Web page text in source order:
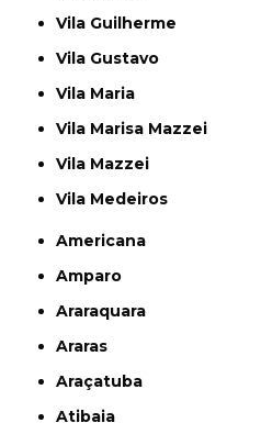
Vila Guilherme
Vila Gustavo
Vila Maria
Vila Marisa Mazzei
Vila Mazzei
Vila Medeiros
Americana
Amparo
Araraquara
Araras
Araçatuba
Atibaia